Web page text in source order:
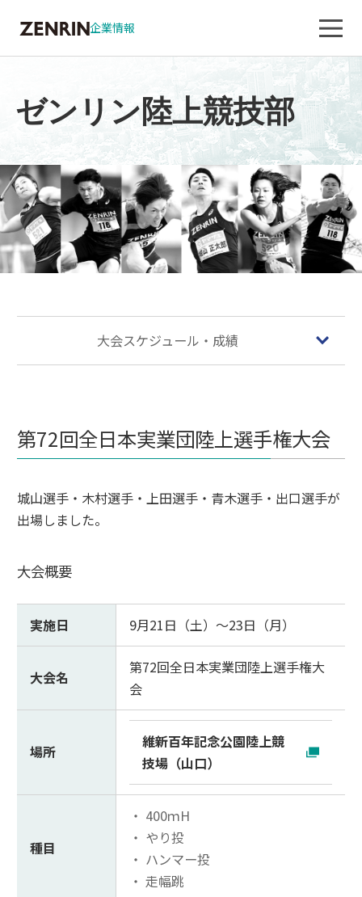
企業情報
ゼンリン陸上競技部
大会スケジュール・成績
第72回全日本実業団陸上選手権大会
城山選手・木村選手・上田選手・青木選手・出口選手が
出場しました。
大会概要
実施日 9月21日（土）～23日（月）
大会名
第72回全日本実業団陸上選手権大
会
場所
維新百年記念公園陸上競
技場（山口）
種目
・ 400ｍH
・ やり投
・ ハンマー投
・ 走幅跳